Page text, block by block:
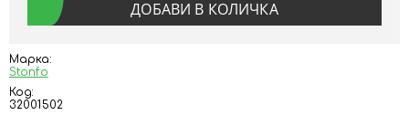
Марка:
Stonfo
Код:
32001502